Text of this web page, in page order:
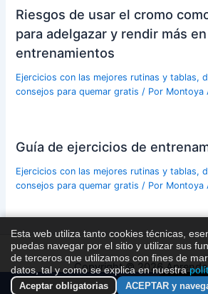
Riesgos de usar el cromo
para adelgazar y rendir más
entrenamientos
Ejercicios con las mejores rutinas y tablas,
consejos para quemar gratis / Por Montoya
Guía de ejercicios de
Ejercicios con las mejores rutinas y tablas,
consejos para quemar gratis / Por Montoya
Copyright © 2026
Esta web utiliza tanto cookies técnicas,
puedas navegar por el sitio y utilizar sus
de terceros que utilizamos con fines de
datos, tal y como se explica en nuestra
Aceptar obligatorias ACEPTAR y